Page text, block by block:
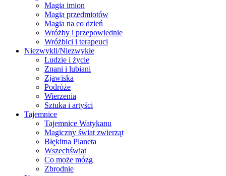
Magia imion
Magia przedmiotów
Magia na co dzień
Wróżby i przepowiednie
Wróżbici i terapeuci
Niezwykli/Niezwykłe
Ludzie i życie
Znani i lubiani
Zjawiska
Podróże
Wierzenia
Sztuka i artyści
Tajemnice
Tajemnice Watykanu
Magiczny świat zwierząt
Błękitna Planeta
Wszechświat
Co może mózg
Zbrodnie